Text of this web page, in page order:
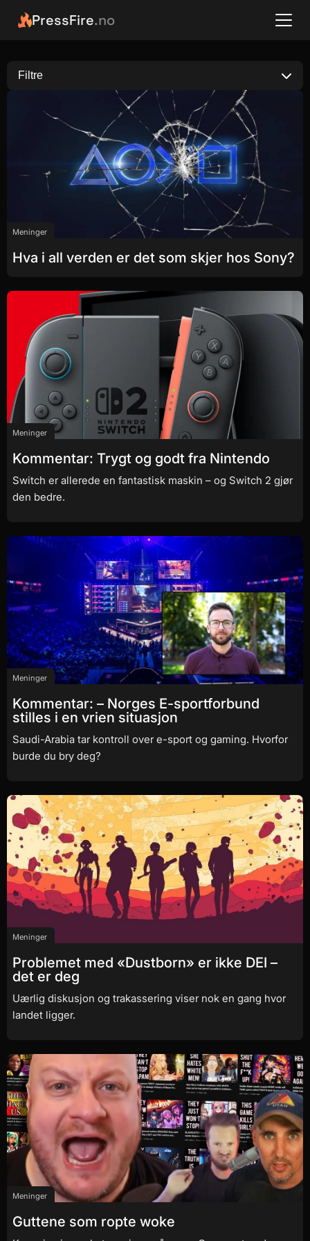
PressFire.no
Filtre
Meninger
Hva i all verden er det som skjer hos Sony?
Meninger
Kommentar: Trygt og godt fra Nintendo
Switch er allerede en fantastisk maskin – og Switch 2 gjør
den bedre.
Meninger
Kommentar: – Norges E-sportforbund
stilles i en vrien situasjon
Saudi-Arabia tar kontroll over e-sport og gaming. Hvorfor
burde du bry deg?
Meninger
Problemet med «Dustborn» er ikke DEI –
det er deg
Uærlig diskusjon og trakassering viser nok en gang hvor
landet ligger.
Meninger
Guttene som ropte woke